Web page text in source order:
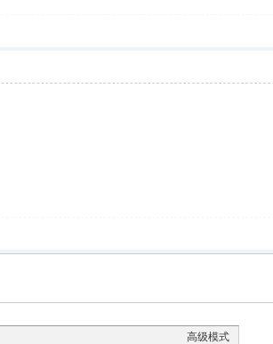
高级模式